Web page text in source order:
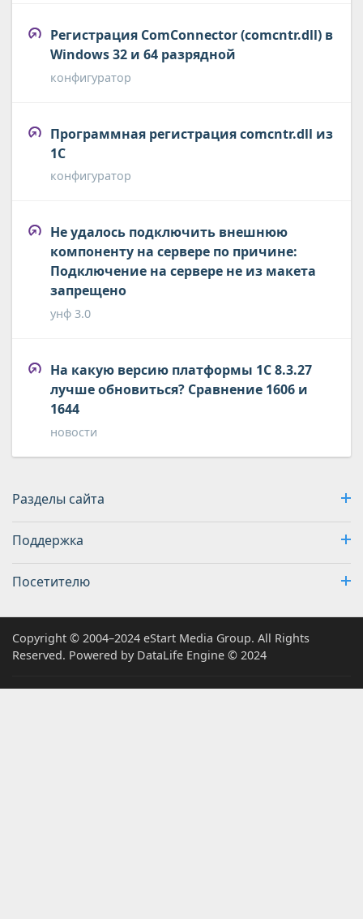
Регистрация ComConnector (comcntr.dll) в
Windows 32 и 64 разрядной
конфигуратор
Программная регистрация comcntr.dll из
1С
конфигуратор
Не удалось подключить внешнюю
компоненту на сервере по причине:
Подключение на сервере не из макета
запрещено
унф 3.0
На какую версию платформы 1С 8.3.27
лучше обновиться? Сравнение 1606 и
1644
новости
Разделы сайта
Поддержка
Посетителю
Copyright © 2004–2024 eStart Media Group. All Rights
Reserved. Powered by DataLife Engine © 2024